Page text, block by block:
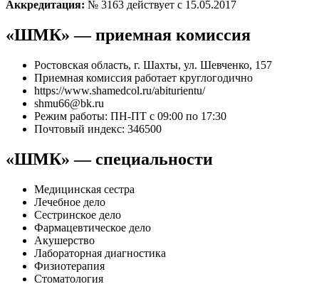
Аккредитация: № 3163 действует с 15.05.2017
«ШМК» — приемная комиссия
Ростовская область, г. Шахты, ул. Шевченко, 157
Приемная комиссия работает круглогодично
https://www.shamedcol.ru/abiturientu/
shmu66@bk.ru
Режим работы: ПН-ПТ с 09:00 по 17:30
Почтовый индекс: 346500
«ШМК» — специальности
Медицинская сестра
Лечебное дело
Сестринское дело
Фармацевтическое дело
Акушерство
Лабораторная диагностика
Физиотерапия
Стоматология